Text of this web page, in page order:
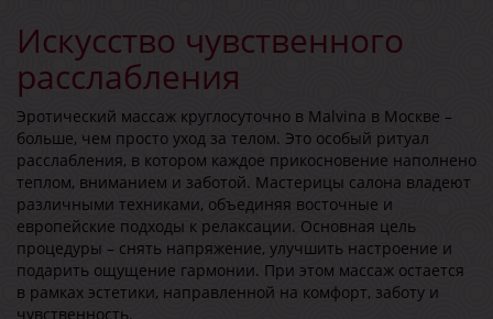
Искусство чувственного
расслабления
Эротический массаж круглосуточно в Malvina в Москве –
больше, чем просто уход за телом. Это особый ритуал
расслабления, в котором каждое прикосновение наполнено
теплом, вниманием и заботой. Мастерицы салона владеют
различными техниками, объединяя восточные и
европейские подходы к релаксации. Основная цель
процедуры – снять напряжение, улучшить настроение и
подарить ощущение гармонии. При этом массаж остается
в рамках эстетики, направленной на комфорт, заботу и
чувственность.